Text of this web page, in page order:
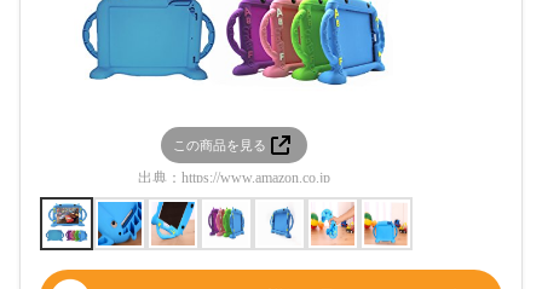
この商品を見る
出典： https://www.amazon.co.jp